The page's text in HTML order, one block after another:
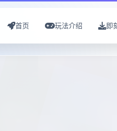
首页 玩法介绍 即